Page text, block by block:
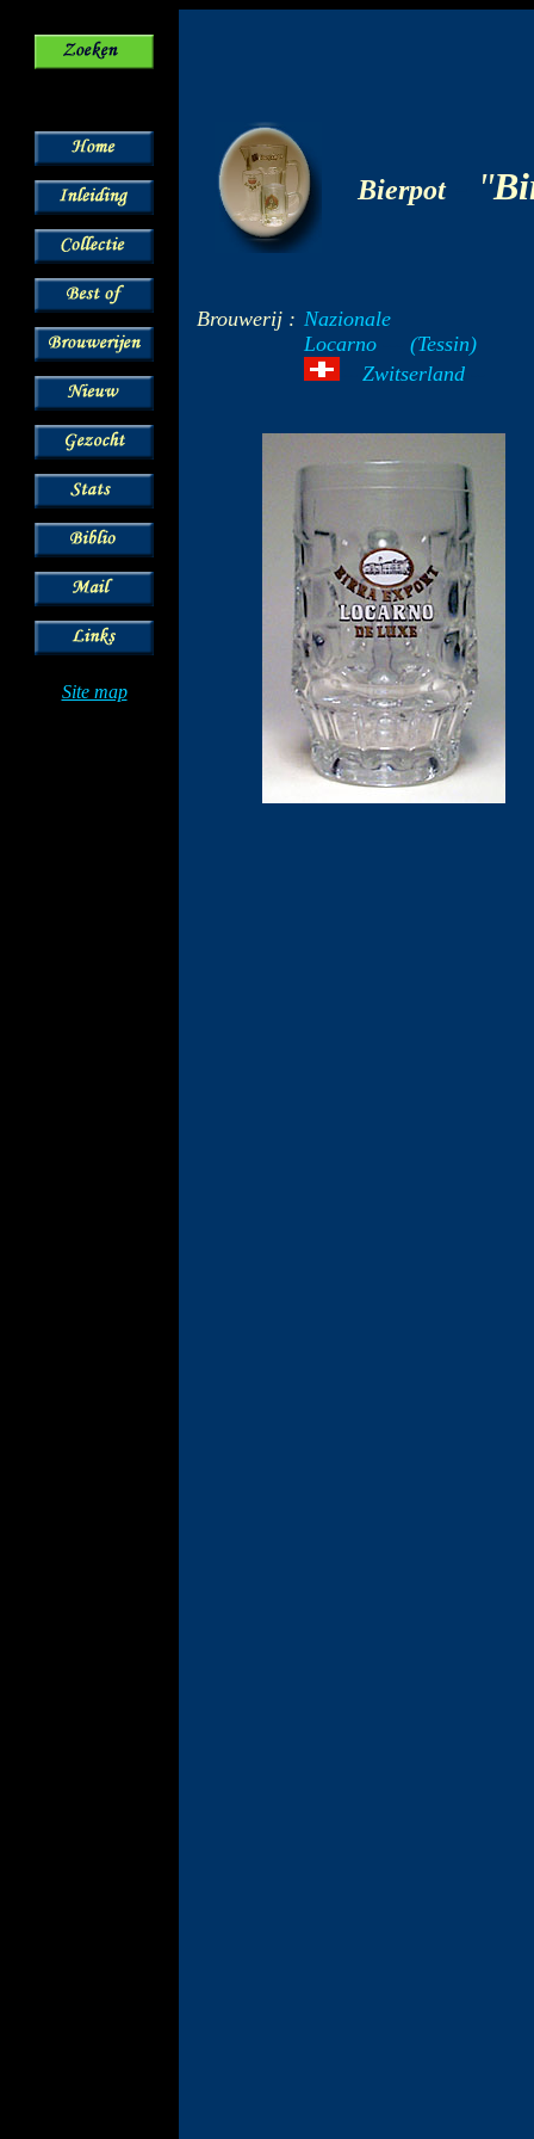
Site map
Bierpot- "
Brouwerij : Nazionale
Locarno
(Tessin)
Zwitserland